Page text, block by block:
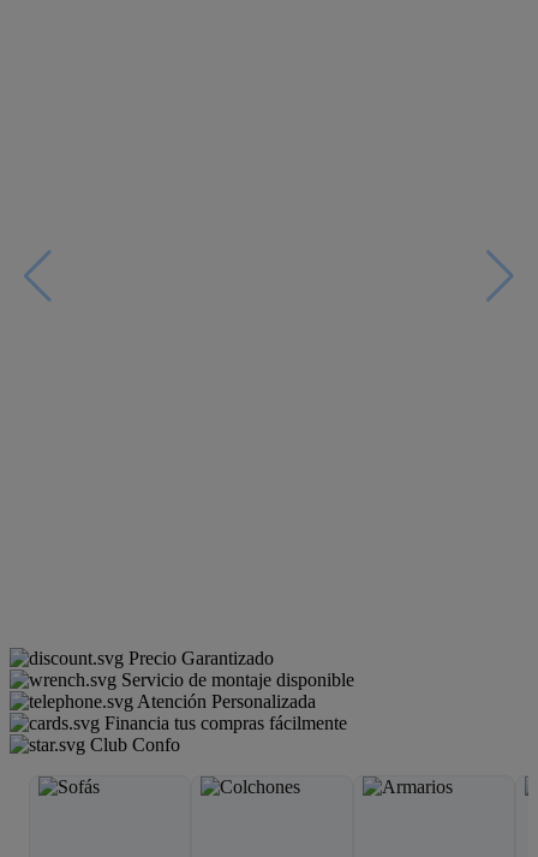
Precio Garantizado
Servicio de montaje disponible
Atención Personalizada
Financia tus compras fácilmente
Club Confo